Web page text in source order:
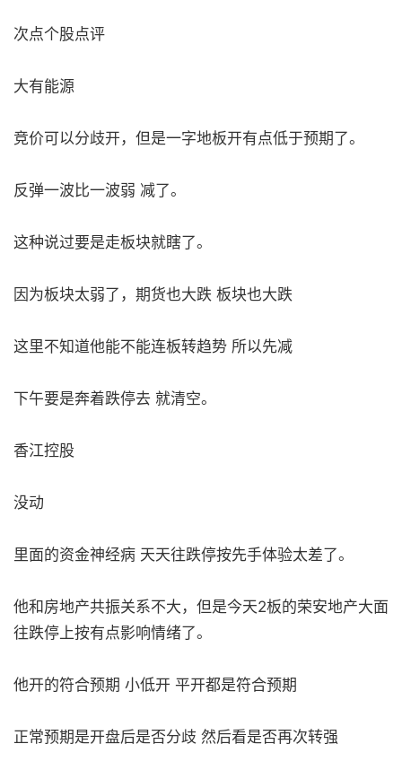
次点个股点评
大有能源
竞价可以分歧开，但是一字地板开有点低于预期了。
反弹一波比一波弱 减了。
这种说过要是走板块就瞎了。
因为板块太弱了，期货也大跌 板块也大跌
这里不知道他能不能连板转趋势 所以先减
下午要是奔着跌停去 就清空。
香江控股
没动
里面的资金神经病 天天往跌停按先手体验太差了。
他和房地产共振关系不大，但是今天2板的荣安地产大面
往跌停上按有点影响情绪了。
他开的符合预期 小低开 平开都是符合预期
正常预期是开盘后是否分歧 然后看是否再次转强